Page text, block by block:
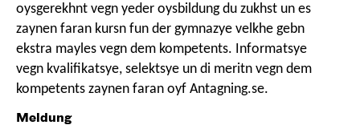
oysgerekhnt vegn yeder oysbildung du zukhst un es
zaynen faran kursn fun der gymnazye velkhe gebn
ekstra mayles vegn dem kompetents. Informatsye
vegn kvalifikatsye, selektsye un di meritn vegn dem
kompetents zaynen faran oyf Antagning.se.
Meldung